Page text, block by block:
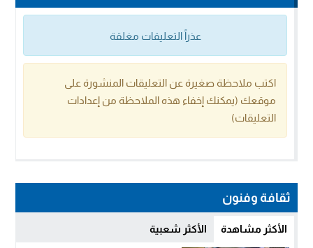
عذراً التعليقات مغلقة
اكتب ملاحظة صغيرة عن التعليقات المنشورة على
موقعك (يمكنك إخفاء هذه الملاحظة من إعدادات
التعليقات)
ثقافة وفنون
الأكثر مشاهدة الأكثر شعبية